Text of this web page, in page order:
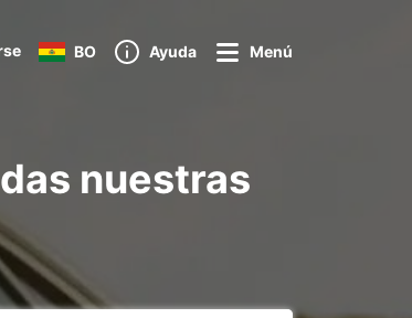
BO Ayuda Menú
nuestras